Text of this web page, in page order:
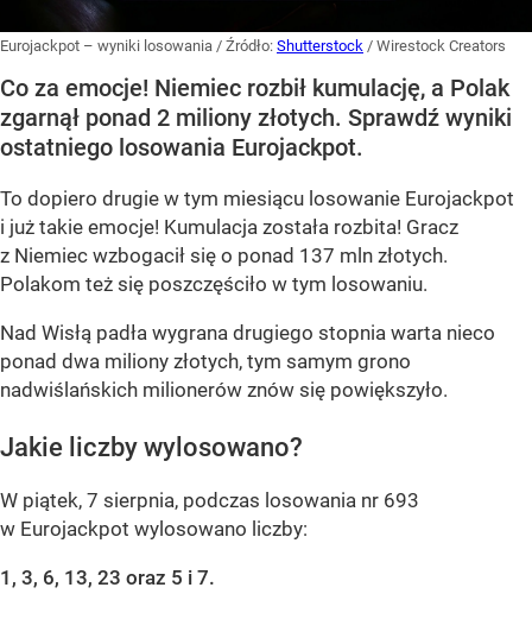
Eurojackpot – wyniki losowania / Źródło: Shutterstock / Wirestock Creators
Co za emocje! Niemiec rozbił kumulację, a Polak
zgarnął ponad 2 miliony złotych. Sprawdź wyniki
ostatniego losowania Eurojackpot.
To dopiero drugie w tym miesiącu losowanie Eurojackpot
i już takie emocje! Kumulacja została rozbita! Gracz
z Niemiec wzbogacił się o ponad 137 mln złotych.
Polakom też się poszczęściło w tym losowaniu.
Nad Wisłą padła wygrana drugiego stopnia warta nieco
ponad dwa miliony złotych, tym samym grono
nadwiślańskich milionerów znów się powiększyło.
Jakie liczby wylosowano?
W piątek, 7 sierpnia, podczas losowania nr 693
w Eurojackpot wylosowano liczby:
1, 3, 6, 13, 23 oraz 5 i 7.